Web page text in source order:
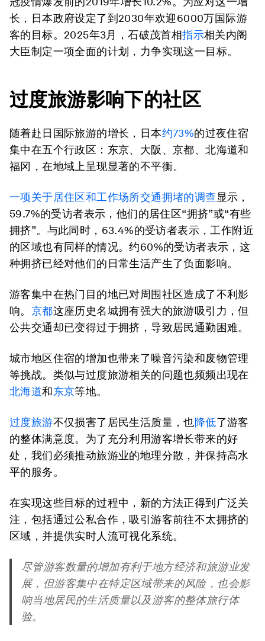
长，日本政府设定了到2030年欢迎6000万国际游
客的目标。2025年3月，石破茂首相指示相关内阁
大臣制定一项全面的计划，力争实现这一目标。
过度旅游影响下的社区
随着赴日国际旅游的增长，日本约73%的过夜住宿
集中在五个行政区：东京、大阪、京都、北海道和
福冈，在地域上呈现显著的不平衡。
一项关于居住区和工作场所交通拥堵的调查显示，
59.7%的受访者表示，他们的居住区“拥挤”或“有些
拥挤”。与此同时，63.4%的受访者表示，工作附近
的区域也有同样的情况。约60%的受访者表示，这
种拥挤已经对他们的日常生活产生了负面影响。
游客集中在热门目的地已对周围社区造成了不利影
响。 京都这座历史名城拥有强大的旅游吸引力，但
公共交通却已变得过于拥挤，导致居民通勤困难。
城市地区住宿的增加也带来了噪音污染和废物管理
等挑战。类似与过度旅游相关的问题也频频出现在
北海道和东京等地。
过度旅游不仅损害了居民生活质量，也降低了游客
的整体满意度。为了充分利用游客增长带来的好
处，我们必须推动旅游业的地理分散，并保持高水
平的服务。
在实现这些目标的过程中，新的方法正得到广泛关
注，包括通过公私合作，吸引游客前往不太拥挤的
区域，并提供实时人流可视化系统。
尽管游客数量的增加有利于地方经济和旅游业发
展，但游客集中在特定区域带来的风险，也会影
响当地居民的生活质量以及游客的整体旅行体
验。